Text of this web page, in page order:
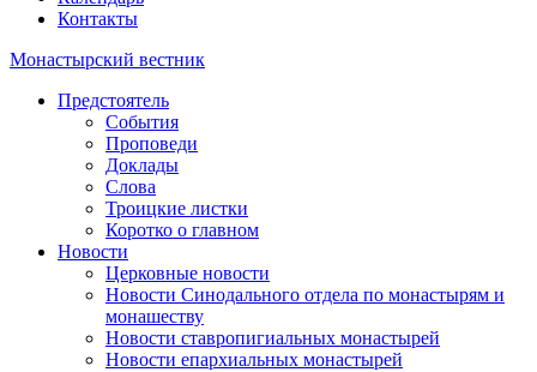
Контакты
Монастырский вестник
Предстоятель
События
Проповеди
Доклады
Слова
Троицкие листки
Коротко о главном
Новости
Церковные новости
Новости Синодального отдела по монастырям и
монашеству
Новости ставропигиальных монастырей
Новости епархиальных монастырей